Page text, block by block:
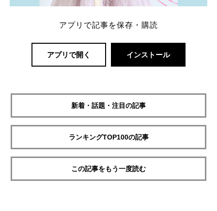
アプリで記事を保存・購読
アプリで開く インストール
新着・話題・注目の記事
ランキングTOP100の記事
この記事をもう一度読む